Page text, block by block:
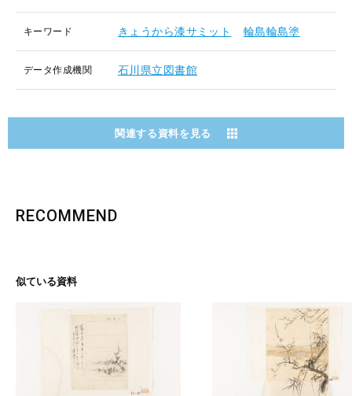
キーワード きょうから漆サミット 輪島輪島塗
データ作成機関 石川県立図書館
関連する資料を見る
RECOMMEND
似ている資料